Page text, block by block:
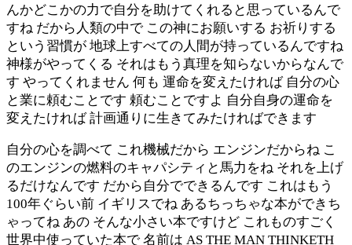
んかどこかの力で自分を助けてくれると思っているんで
すね だから人類の中で この神にお願いする お祈りする
という習慣が 地球上すべての人間が持っているんですね
神様がやってくる それはもう真理を知らないからなんで
す やってくれません 何も 運命を変えたければ 自分の心
と業に頼むことです 頼むことですよ 自分自身の運命を
変えたければ 計画通りに生きてみたければできます
自分の心を調べて これ機械だから エンジンだからね こ
のエンジンの燃料のキャパシティと馬力をね それを上げ
るだけなんです だから自分でできるんです これはもう
100年ぐらい前 イギリスでね あるちっちゃな本ができち
ゃってね あの そんな小さい本ですけど これものすごく
世界中使っていた本で 名前は AS THE MAN THINKETH